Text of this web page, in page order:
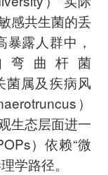
感共生菌的丢
露人群中，
曲杆菌
菌属及疾病风
）
生态层面进一
）依赖“微
学路径。